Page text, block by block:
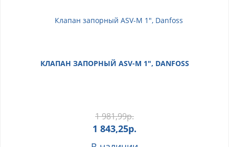
КЛАПАН ЗАПОРНЫЙ ASV-M 1", DANFOSS
1 981,99р.
1 843,25р.